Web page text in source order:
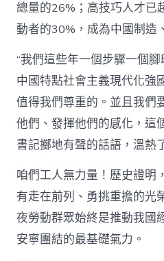
總量的26%；高技巧人才已
動者的30%，成為中國制造
“我們這些年一個步驟一個
中國特點社會主義現代化強
值得我們尊重的。並且我們
他們、發揮他們的感化，這
書記擲地有聲的話語，溫熱
咱們工人無力量！歷史證明
有走在前列、勇挑重擔的光
夜勞動群眾始終是推動我國
安寧團結的最基礎氣力。